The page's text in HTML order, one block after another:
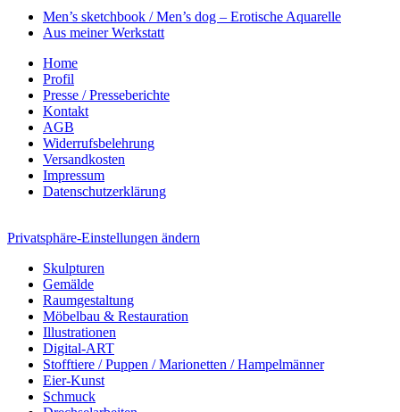
Men’s sketchbook / Men’s dog – Erotische Aquarelle
Aus meiner Werkstatt
Home
Profil
Presse / Presseberichte
Kontakt
AGB
Widerrufsbelehrung
Versandkosten
Impressum
Datenschutzerklärung
Privatsphäre-Einstellungen ändern
Skulpturen
Gemälde
Raumgestaltung
Möbelbau & Restauration
Illustrationen
Digital-ART
Stofftiere / Puppen / Marionetten / Hampelmänner
Eier-Kunst
Schmuck